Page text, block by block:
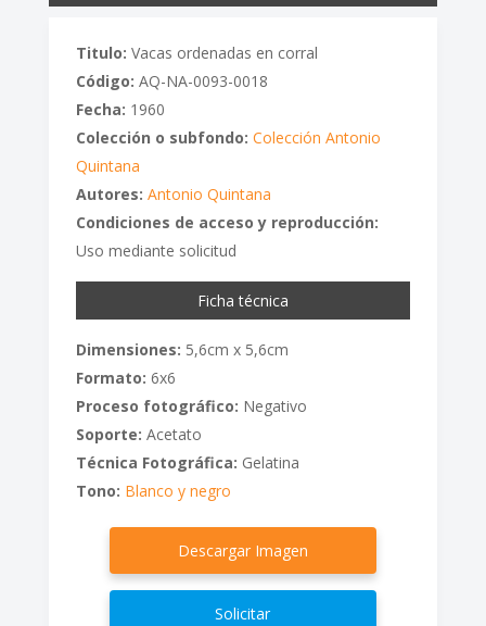
Titulo: Vacas ordenadas en corral
Código: AQ-NA-0093-0018
Fecha: 1960
Colección o subfondo: Colección Antonio
Quintana
Autores: Antonio Quintana
Condiciones de acceso y reproducción:
Uso mediante solicitud
Ficha técnica
Dimensiones: 5,6cm x 5,6cm
Formato: 6x6
Proceso fotográfico: Negativo
Soporte: Acetato
Técnica Fotográfica: Gelatina
Tono: Blanco y negro
Descargar Imagen
Solicitar